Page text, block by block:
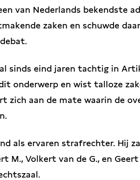
van Nederlands bekendste
zaken en schuwde
sinds eind jaren tachtig in
onderwerp en wist talloze
zich aan de mate waarin de
als ervaren strafrechter. Hij
M., Volkert van de G., en